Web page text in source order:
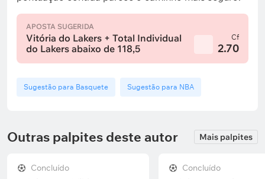
APOSTA SUGERIDA
Vitória do Lakers + Total Individual
do Lakers abaixo de 118,5
Cf
2.70
Sugestão para Basquete Sugestão para NBA
Outras palpites deste autor Mais palpites
Concluído Concluído